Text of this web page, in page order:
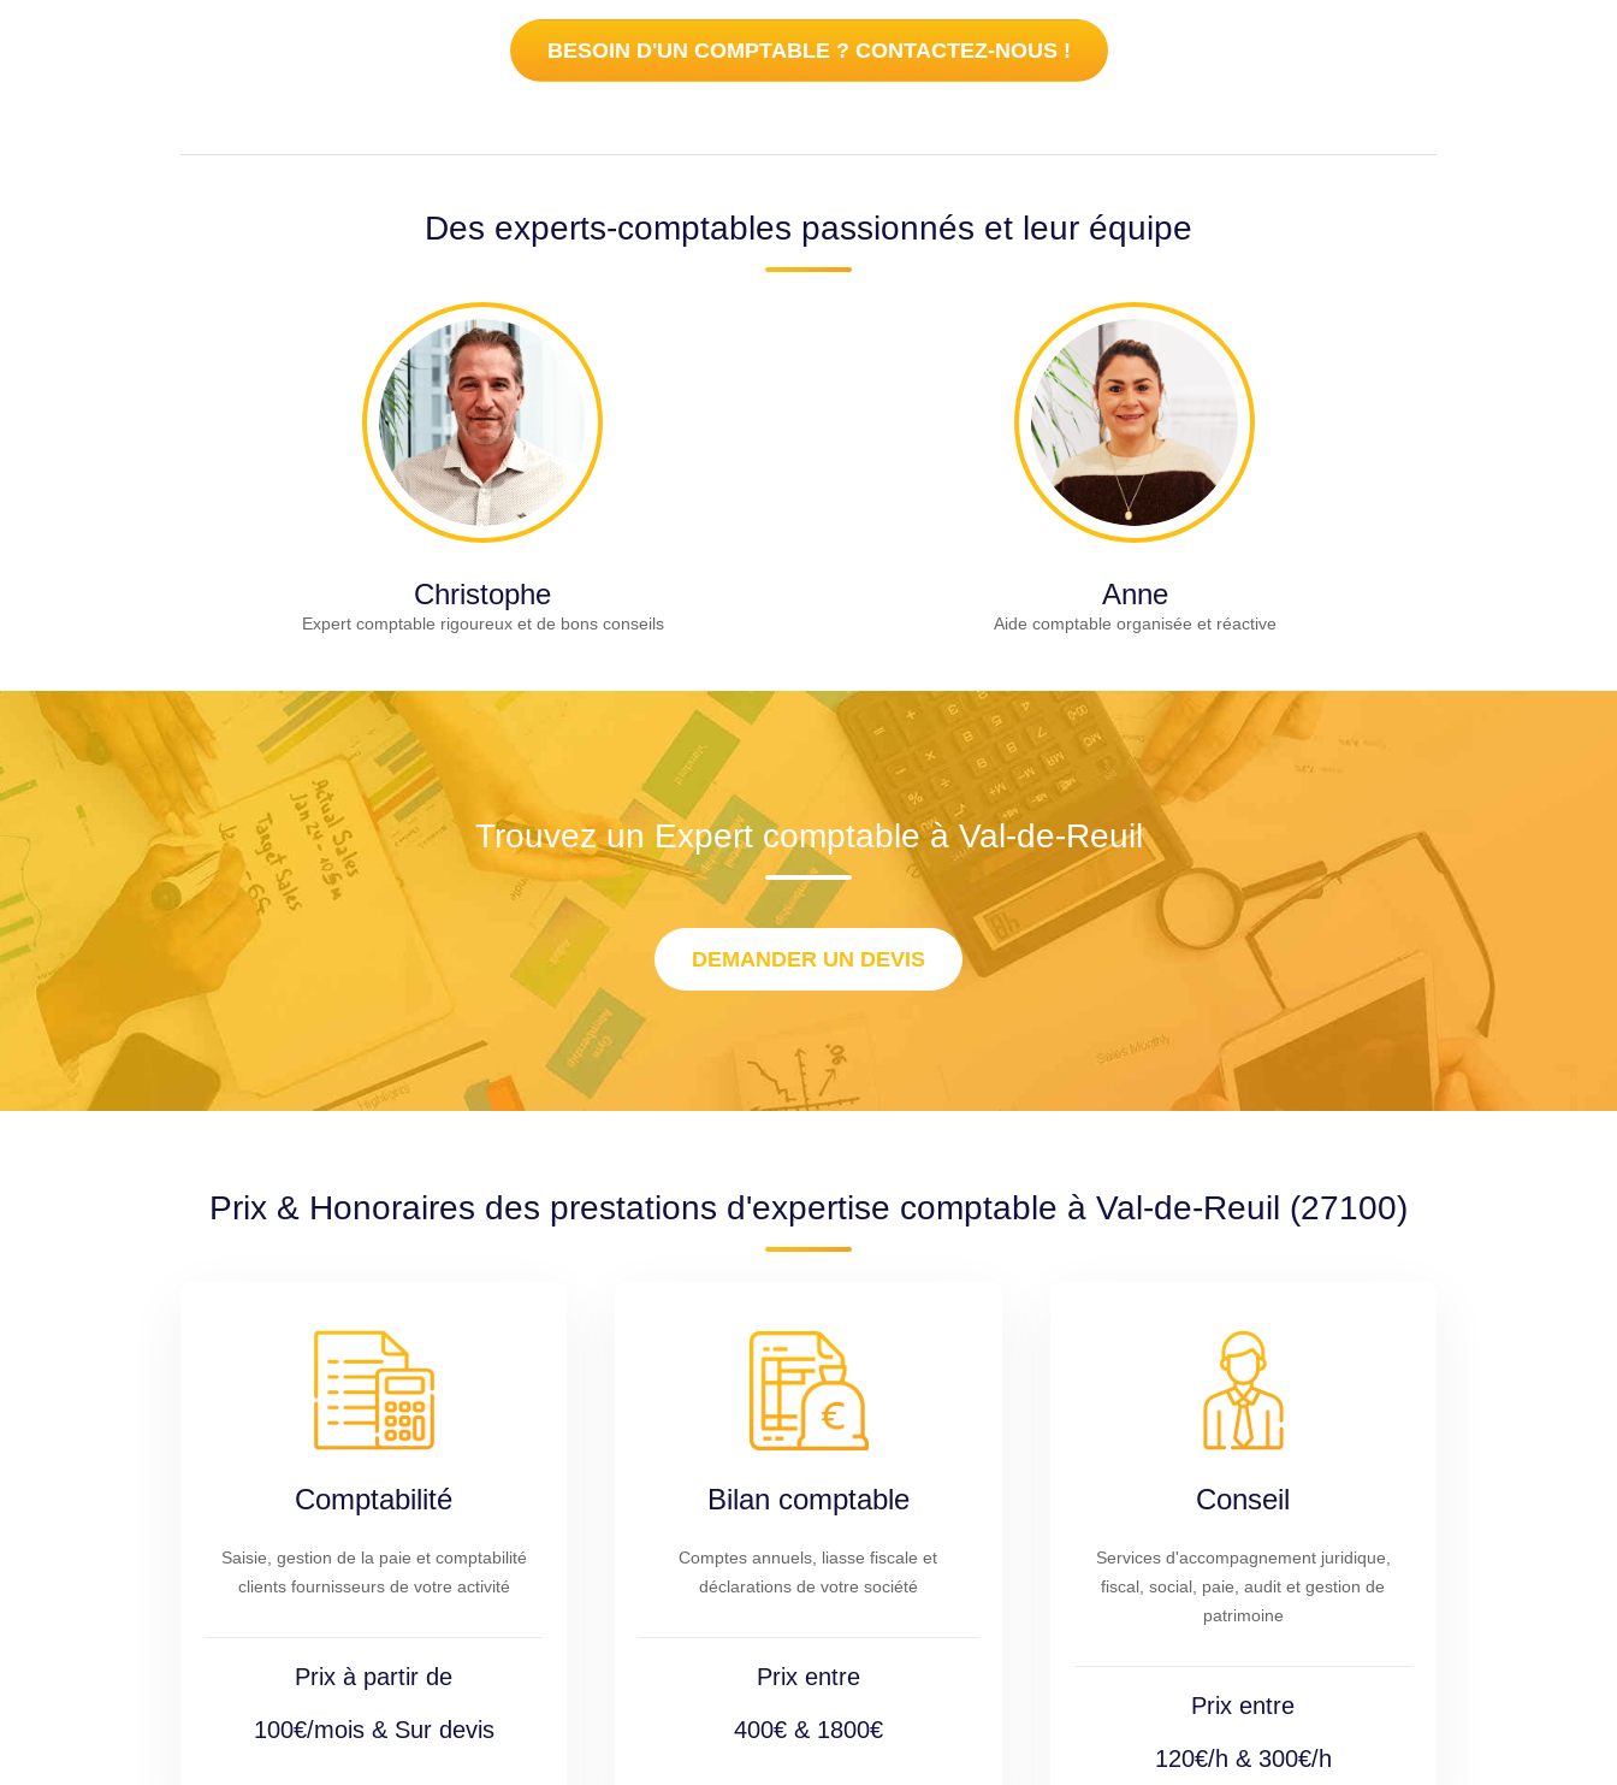
BESOIN D'UN COMPTABLE ? CONTACTEZ-NOUS !
Des experts-comptables passionnés et leur équipe
Christophe
Expert comptable rigoureux et de bons conseils
Anne
Aide comptable organisée et réactive
Trouvez un Expert comptable à Val-de-Reuil
DEMANDER UN DEVIS
Prix & Honoraires des prestations d'expertise comptable à Val-de-Reuil (27100)
Comptabilité
Saisie, gestion de la paie et comptabilité
clients fournisseurs de votre activité
Prix à partir de
100€/mois & Sur devis
Bilan comptable
Comptes annuels, liasse fiscale et
déclarations de votre société
Prix entre
400€ & 1800€
Conseil
Services d'accompagnement juridique,
fiscal, social, paie, audit et gestion de
patrimoine
Prix entre
120€/h & 300€/h